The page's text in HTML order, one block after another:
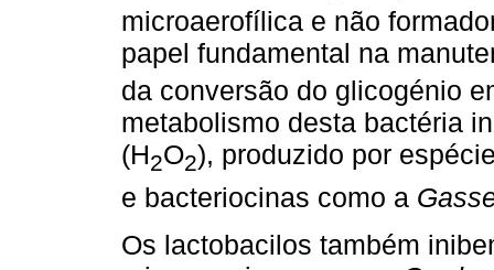
microaerofílica e não
papel fundamental na
da conversão do glicogénio
metabolismo desta bactéria
(H2O2), produzido por
e bacteriocinas como a
Os lactobacilos também